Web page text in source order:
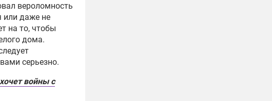
вероломность
или даже не
на то, чтобы
дома.
серьезно.
войны с